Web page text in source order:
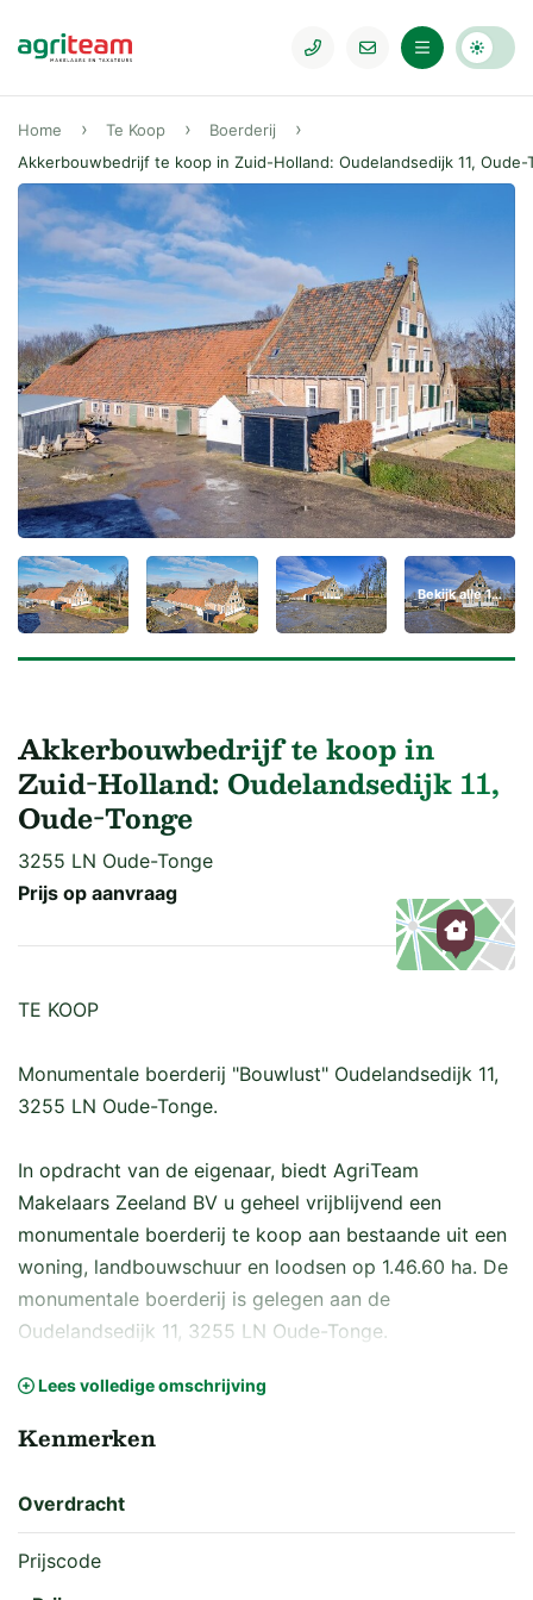
Home Te Koop
Boerderij
Akkerbouwbedrijf te koop in Zuid-Holland: Oudelandsedijk 11, Oude-
Bekijk alle 164 foto's
Akkerbouwbedrijf te koop in
Zuid-Holland: Oudelandsedijk 11,
Oude-Tonge
3255 LN Oude-Tonge
Prijs op aanvraag
TE KOOP
Monumentale boerderij "Bouwlust" Oudelandsedijk 11,
3255 LN Oude-Tonge.
In opdracht van de eigenaar, biedt AgriTeam
Makelaars Zeeland BV u geheel vrijblijvend een
monumentale boerderij te koop aan bestaande uit een
woning, landbouwschuur en loodsen op 1.46.60 ha. De
monumentale boerderij is gelegen aan de
Oudelandsedijk 11, 3255 LN Oude-Tonge.
Voor uitgebreide informatie raadpleeg de brochure die
op verzoek per email aan u wordt verzonden.
Vraagprijs en levering
De vraagprijs is op aanvraag en bedraagt kosten
Lees volledige omschrijving
Kenmerken
Overdracht
Prijscode